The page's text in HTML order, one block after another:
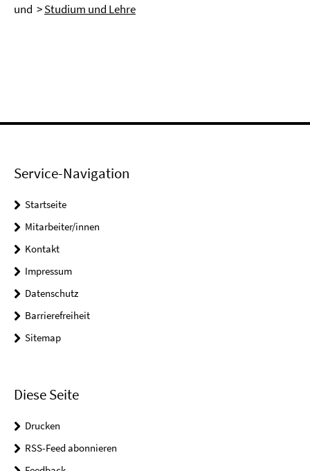
und >Studium und Lehre
Service-Navigation
Startseite
Mitarbeiter/innen
Kontakt
Impressum
Datenschutz
Barrierefreiheit
Sitemap
Diese Seite
Drucken
RSS-Feed abonnieren